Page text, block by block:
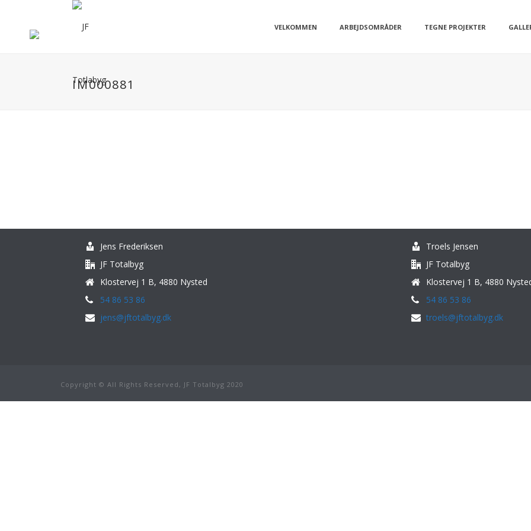
VELKOMMEN ARBEJDSOMRÅDER TEGNE PROJEKTER
IM000881
Jens Frederiksen
JF Totalbyg
Klostervej 1 B, 4880 Nysted
54 86 53 86
jens@jftotalbyg.dk
Troels Jensen
JF Totalbyg
Klostervej 1 B, 4880
54 86 53 86
troels@jftotalbyg.dk
Copyright © All Rights Reserved, JF Totalbyg 2020